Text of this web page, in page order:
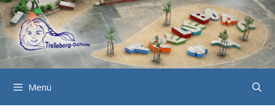
Zum
Inhalt
springen
Menü